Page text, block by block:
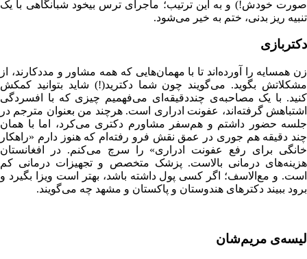
صورت خودش!) و به این ترتیب؛ ماجرای ترس بیخود شبانگاهی با یک
تنبیه ریز بدنی، ختم به خیر می‌شود.
دکتربازی
زن همسایه را آورده‌اند تا با مهمان‌هایی که همه مشاور و مددکارند، از
مشکلاتش بگوید. می‌گویند چون شما دکترید(!) شاید بتوانید کمکش
کنید. با یک مصاحبه‌ی چنددقیقه‌ای می‌فهمیم چیزی که با افسردگی
اشتباهش گرفته‌اند، عفونت ادراری است. هرچند من بعنوان مترجم در
جلسه حضور داشتم و هم‌سفر مشاورم دکتری می‌کرد، اما با همان
چند دقیقه هم جوری در عمق نقش فرو رفته‌ام که هنوز دارم «راهکار
خانگی برای رفع عفونت ادراری» را سرچ می‌کنم. در افغانستان
هزینه‌های درمانی بالاست. پزشک متخصص و تجهیزات درمانی کم
است. و مع‌الاسف؛ اگر کسی پول داشته باشد، بهتر است ویزا بگیرد و
برود ببیند دکترهای هندوستان و پاکستان و مشهد چه می‌گویند.
لیسه‌ی مریم‌‌شان